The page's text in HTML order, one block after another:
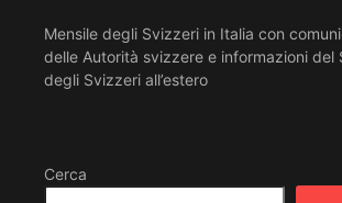
Mensile degli Svizzeri in Italia con
delle Autorità svizzere e informazioni del
degli Svizzeri all’estero
Cerca